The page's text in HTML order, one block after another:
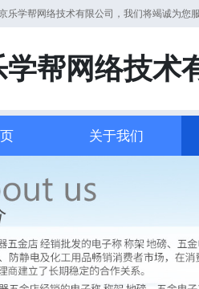
乐学帮网络技术有限公司，我们将竭诚为您
帮网络技术
关于我们